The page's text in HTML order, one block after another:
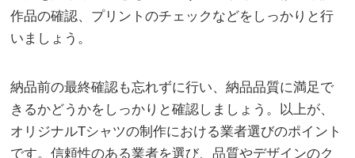
作品の確認、プリントのチェックなどをしっかりと行
いましょう。
納品前の最終確認も忘れずに行い、納品品質に満足で
きるかどうかをしっかりと確認しましょう。以上が、
オリジナルTシャツの制作における業者選びのポイント
です。信頼性のある業者を選び、品質やデザインのク